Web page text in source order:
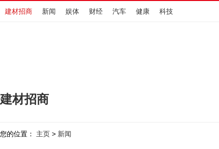
建材招商 新闻 娱体 财经 汽车 健康 科技
建材招商
您的位置： 主页 > 新闻